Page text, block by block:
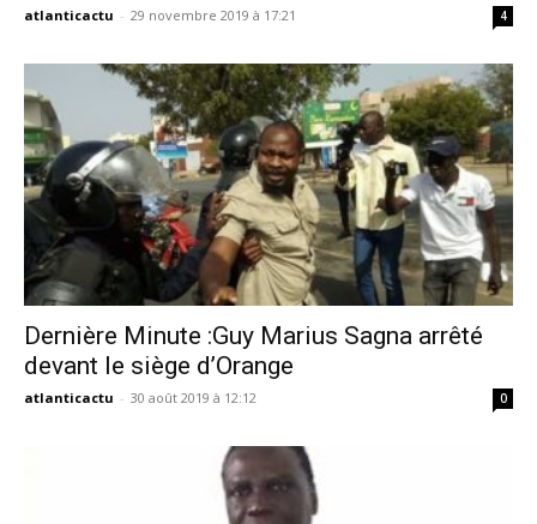
atlanticactu - 29 novembre 2019 à 17:21 4
Dernière Minute :Guy Marius Sagna arrêté
devant le siège d’Orange
atlanticactu - 30 août 2019 à 12:12 0